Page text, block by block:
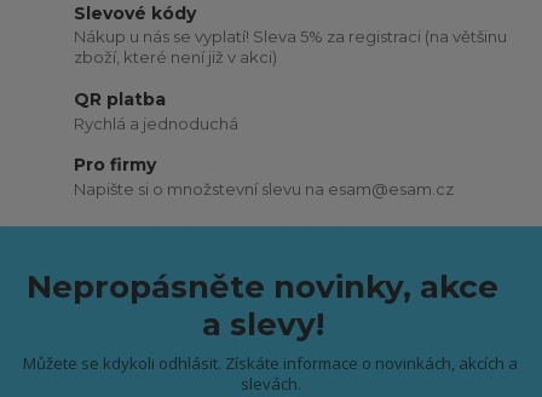
Slevové kódy
Nákup u nás se vyplatí! Sleva 5% za registraci (na většinu
zboží, které není již v akci)
QR platba
Rychlá a jednoduchá
Pro firmy
Napište si o množstevní slevu na esam@esam.cz
Nepropásněte novinky, akce
a slevy!
Můžete se kdykoli odhlásit. Získáte informace o novinkách, akcích a
slevách.